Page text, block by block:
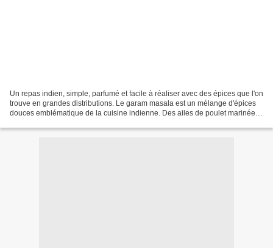
Un repas indien, simple, parfumé et facile à réaliser avec des épices que l'on
trouve en grandes distributions. Le garam masala est un mélange d'épices
douces emblématique de la cuisine indienne. Des ailes de poulet marinées